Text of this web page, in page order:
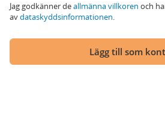
Jag godkänner deallmänna villkoren och
avdataskyddsinformationen.
Lägg till som